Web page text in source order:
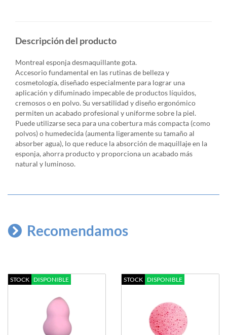
Descripción del producto
Montreal esponja desmaquillante gota.
Accesorio fundamental en las rutinas de belleza y
cosmetología, diseñado especialmente para lograr una
aplicación y difuminado impecable de productos líquidos,
cremosos o en polvo. Su versatilidad y diseño ergonómico
permiten un acabado profesional y uniforme sobre la piel.
Puede utilizarse seca para una cobertura más compacta (como
polvos) o humedecida (aumenta ligeramente su tamaño al
absorber agua), lo que reduce la absorción de maquillaje en la
esponja, ahorra producto y proporciona un acabado más
natural y luminoso.
Recomendamos
STOCK DISPONIBLE STOCK DISPONIBLE